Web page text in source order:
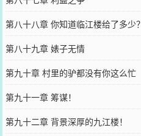
第八十八章 你知道临江楼给了多少？
第八十九章 婊子无情
第九十章 村里的驴都没有你这么忙
第九十一章 筹谋！
第九十二章 背景深厚的九江楼！